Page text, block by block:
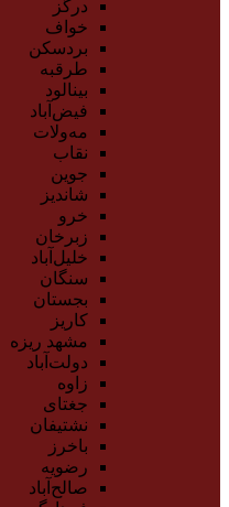
درگز
خواف
بردسکن
طرقبه
بینالود
فیض‌آباد
مه‌ولات
نقاب
جوین
شاندیز
خرو
زبرخان
خلیل‌آباد
سنگان
بجستان
کاریز
مشهد ریزه
دولت‌آباد
زاوه
جغتای
نشتیفان
باخرز
رضویه
صالح‌آباد